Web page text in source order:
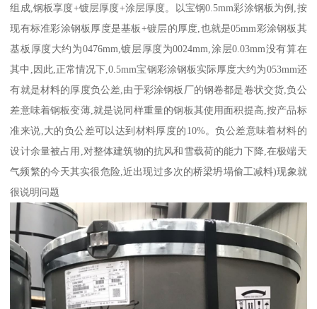
组成,钢板享度+镀层厚度+涂层厚度。以宝钢0.5mm彩涂钢板为例,按
现有标准彩涂钢板厚度是基板+镀层的厚度,也就是05mm彩涂钢板其
基板厚度大约为0476mm,镀层厚度为0024mm,涂层0.03mm没有算在
其中,因此,正常情况下,0.5mm宝钢彩涂钢板实际厚度大约为053mm还
有就是材料的厚度负公差,由于彩涂钢板厂的钢卷都是卷状交货,负公
差意味着钢板变薄,就是说同样重量的钢板其使用面积提高,按产品标
准来说,大的负公差可以达到材料厚度的10%。负公差意味着材料的
设计余量被占用,对整体建筑物的抗风和雪载荷的能力下降,在极端天
气频繁的今天其实很危险,近出现过多次的桥梁坍塌偷工减料)现象就
很说明问题